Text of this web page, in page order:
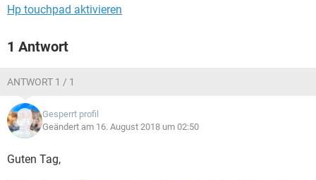
Hp touchpad aktivieren
1 Antwort
ANTWORT 1 / 1
Gesperrt profil
Geändert am 16. August 2018 um 02:50
Guten Tag,